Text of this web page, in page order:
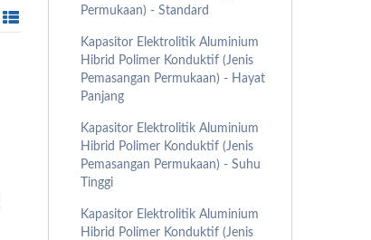
Permukaan) - Standard
Kapasitor Elektrolitik Aluminium
Hibrid Polimer Konduktif (Jenis
Pemasangan Permukaan) - Hayat
Panjang
Kapasitor Elektrolitik Aluminium
Hibrid Polimer Konduktif (Jenis
Pemasangan Permukaan) - Suhu
Tinggi
Kapasitor Elektrolitik Aluminium
Hibrid Polimer Konduktif (Jenis